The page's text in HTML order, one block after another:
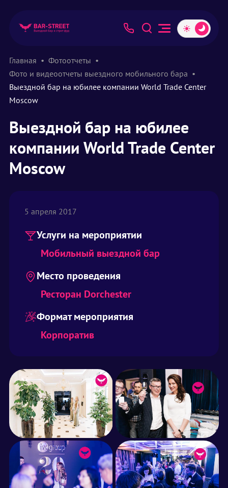
Главная
Фотоотчеты
Фото и видеоотчеты выездного мобильного бара
Выездной бар на юбилее компании World Trade Center
Moscow
Выездной бар на юбилее
компании World Trade Center
Moscow
5 апреля 2017
Услуги на мероприятии
Мобильный выездной бар
Место проведения
Ресторан Dorchester
Формат мероприятия
Корпоратив